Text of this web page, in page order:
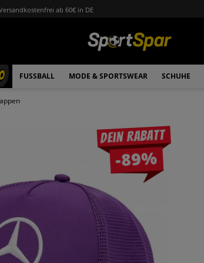
ab 60€ in DE
FUSSBALL MODE & SPORTSWEAR SCHUHE
Dein Rabatt
-89%